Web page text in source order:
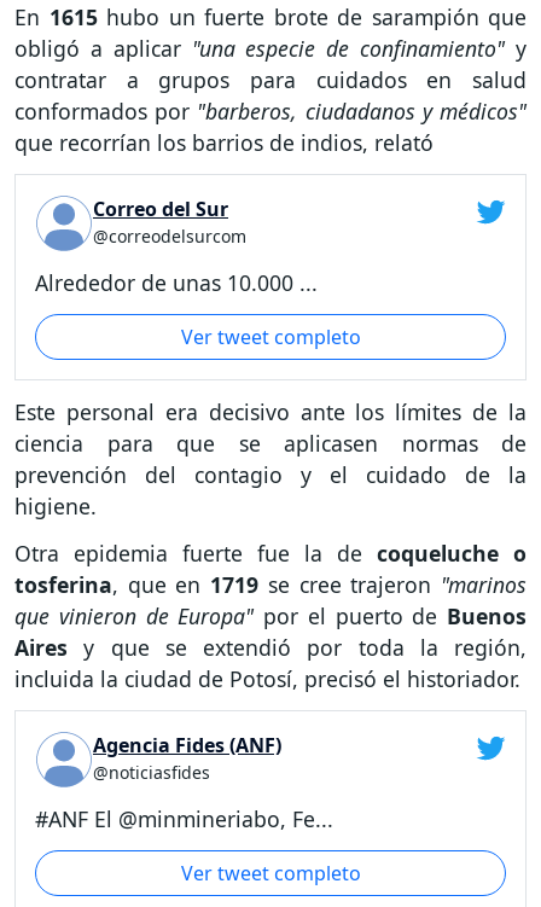
En 1615hubo un fuerte brote de sarampión que
obligó a aplicar "una especie de confinamiento"y
contratar a grupos para cuidados en salud
conformados por "barberos, ciudadanos y médicos"
que recorrían los barrios de indios, relató
Correo del Sur
@correodelsurcom
Alrededor de unas 10.000 ...
Ver tweet completo
Este personal era decisivo ante los límites de la
ciencia para que se aplicasen normas de
prevención del contagio y el cuidado de la
higiene.
Otra epidemia fuerte fue la de coqueluche o
tosferina, que en 1719 se cree trajeron "marinos
que vinieron de Europa"por el puerto de Buenos
Aires y que se extendió por toda la región,
incluida la ciudad de Potosí, precisó el historiador.
Agencia Fides (ANF)
@noticiasfides
#ANF El @minmineriabo, Fe...
Ver tweet completo